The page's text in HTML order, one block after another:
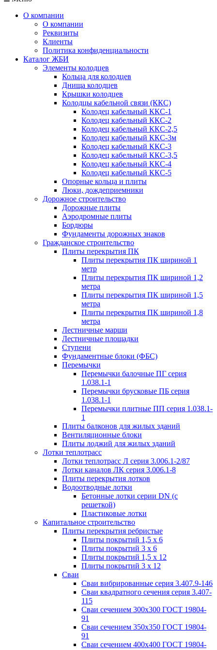
О компании
О компании
Реквизиты
Клиенты
Политика конфиденциальности
Каталог ЖБИ
Элементы колодцев
Кольца для колодцев
Днища колодцев
Крышки колодцев
Колодцы кабельной связи (ККС)
Колодец кабельный ККС-1
Колодец кабельный ККС-2
Колодец кабельный ККС-2,5
Колодец кабельный ККС-3м
Колодец кабельный ККС-3
Колодец кабельный ККС-3,5
Колодец кабельный ККС-4
Колодец кабельный ККС-5
Опорные кольца и плиты
Люки, дождеприемники
Дорожное строительство
Дорожные плиты
Аэродромные плиты
Бордюры
Фундаменты дорожных знаков
Гражданское строительство
Плиты перекрытия ПК
Плиты перекрытия ПК шириной 1
метр
Плиты перекрытия ПК шириной 1,2
метра
Плиты перекрытия ПК шириной 1,5
метра
Плиты перекрытия ПК шириной 1,8
метра
Лестничные марши
Лестничные площадки
Ступени
Фундаментные блоки (ФБС)
Перемычки
Перемычки балочные ПГ серия
1.038.1-1
Перемычки брусковые ПБ серия
1.038.1-1
Перемычки плитные ПП серия 1.038.1-
1
Плиты балконов для жилых зданий
Вентиляционные блоки
Плиты лоджий для жилых зданий
Лотки теплотрасс
Лотки теплотрасс Л серия 3.006.1-2/87
Лотки каналов ЛК серия 3.006.1-8
Плиты перекрытия лотков
Водоотводные лотки
Бетонные лотки серии DN (с
решеткой)
Пластиковые лотки
Капитальное строительство
Плиты перекрытия ребристые
Плиты покрытий 1,5 x 6
Плиты покрытий 3 x 6
Плиты покрытий 1,5 x 12
Плиты покрытий 3 x 12
Сваи
Сваи вибрированные серия 3.407.9-146
Сваи квадратного сечения серия 3.407-
115
Сваи сечением 300х300 ГОСТ 19804-
91
Сваи сечением 350х350 ГОСТ 19804-
91
Сваи сечением 400х400 ГОСТ 19804-